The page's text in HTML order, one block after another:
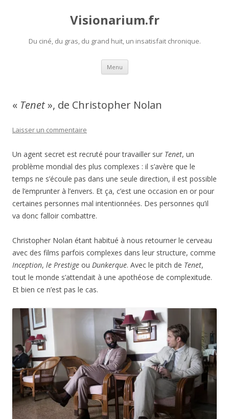
Visionarium.fr
Du ciné, du gras, du grand huit, un insatisfait chronique.
Menu Aller
contenu
« Tenet», de Christopher Nolan
Laisser un commentaire
Un agent secret est recruté pour travailler sur Tenet, un
problème mondial des plus complexes : il s’avère que le
temps ne s’écoule pas dans une seule direction, il est possible
de l’emprunter à l’envers. Et ça, c’est une occasion en or pour
certaines personnes mal intentionnées. Des personnes qu’il
va donc falloir combattre.
Christopher Nolan étant habitué à nous retourner le cerveau
avec des films parfois complexes dans leur structure, comme
Inception, le Prestige ou Dunkerque. Avec le pitch de Tenet,
tout le monde s’attendait à une apothéose de complexitude.
Et bien ce n’est pas le cas.